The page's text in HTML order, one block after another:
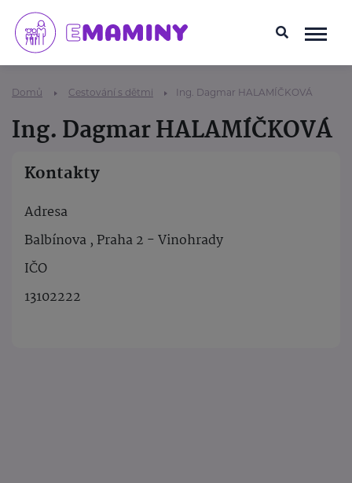
Domů Cestování s dětmi Ing. Dagmar HALAMÍČKOVÁ
Ing. Dagmar HALAMÍČKOVÁ
Kontakty
Adresa
Balbínova , Praha 2 - Vinohrady
IČO
13102222